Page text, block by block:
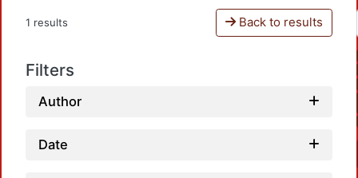
1 results Back to results
Filters
Author
Date